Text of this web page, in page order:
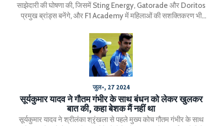
साझेदारी की घोषणा की, जिसमें Sting Energy, Gatorade और Doritos
प्रमुख ब्रांड्स बनेंगे, और F1 Academy में महिलाओं की सशक्तिकरण भी
जुल॰, 27 2024
सूर्यकुमार यादव ने गौतम गंभीर के साथ बंधन को लेकर खुलकर
बात की, कहा बेशक मैं नहीं था
सूर्यकुमार यादव ने श्रीलंका श्रृंखला से पहले मुख्य कोच गौतम गंभीर के साथ